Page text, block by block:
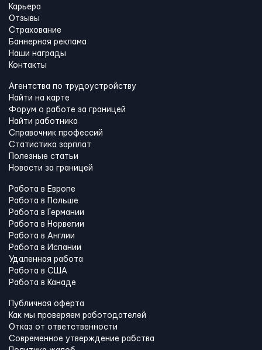
Карьера
Отзывы
Страхование
Баннерная реклама
Наши награды
Контакты
Агентства по трудоустройству
Найти на карте
Форум о работе за границей
Найти работника
Справочник профессий
Статистика зарплат
Полезные статьи
Новости за границей
Работа в Европе
Работа в Польше
Работа в Германии
Работа в Норвегии
Работа в Англии
Работа в Испании
Удаленная работа
Работа в США
Работа в Канадe
Публичная оферта
Как мы проверяем работодателей
Отказ от ответственности
Современное утверждение рабства